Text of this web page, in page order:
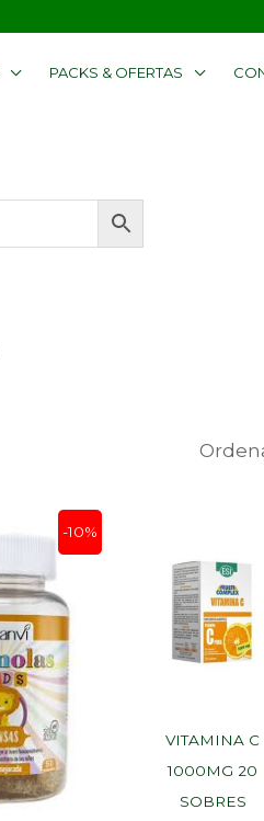
PACKS & OFERTAS
-10%
original
era:
12,45 €.
El
precio
es:
11,20 €.
VITAMINA C
1000MG 20
SOBRES